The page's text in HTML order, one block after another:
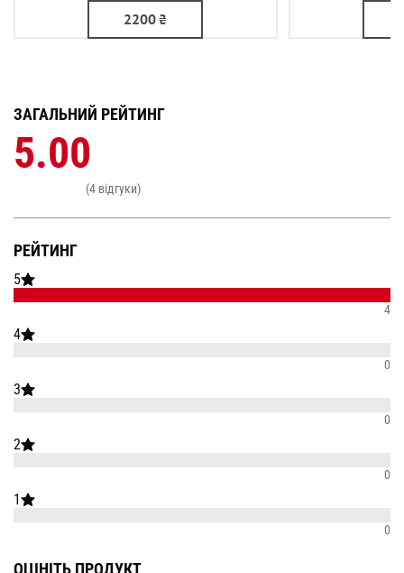
2200₴
РЕЙТИНГ
5
4
4
0
3
0
2
0
1
0
ЗАГАЛЬНИЙ РЕЙТИНГ
5.00
(4 відгуки)
ОЦІНІТЬ ПРОДУКТ